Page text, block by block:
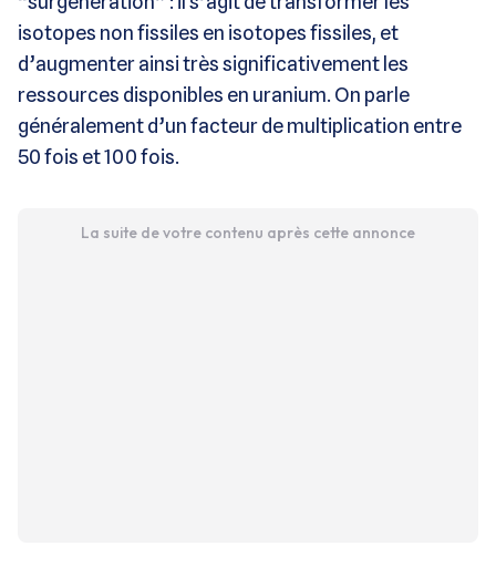
isotopes non fissiles en isotopes fissiles, et
d’augmenter ainsi très significativement les
ressources disponibles en uranium. On parle
généralement d’un facteur de multiplication entre
50 fois et 100 fois.
La suite de votre contenu après cette annonce